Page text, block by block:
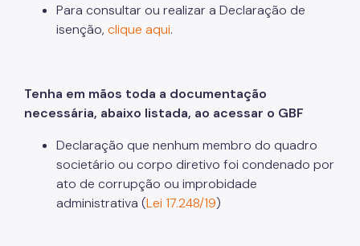
Operações de Crédito
Parcelamento de Tributos
Regularidade das UO's
SAV - Protocolo de serviços eletrônicos
Para consultar ou realizar a Declaração de
isenção, clique aqui.
Tenha em mãos toda a documentação
necessária, abaixo listada, ao acessar o GBF
Declaração que nenhum membro do quadro
societário ou corpo diretivo foi condenado por
ato de corrupção ou improbidade
administrativa (Lei 17.248/19)